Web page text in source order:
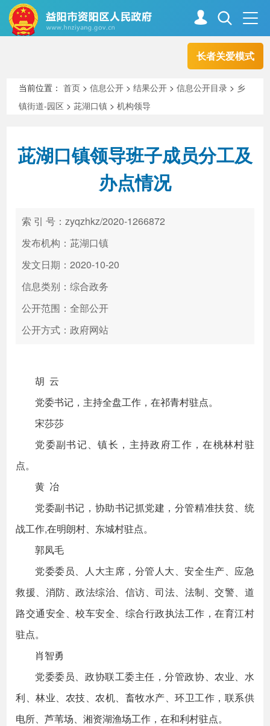
长者关爱模式
走进资阳
新闻中心 解读回应
政务服务
高效办成一件事
当前位置：首页 >信息公开 >结果公开 >信息公开目录 > 乡
镇街道-园区 >茈湖口镇 >机构领导
茈湖口镇领导班子成员分工及
办点情况
索 引 号：zyqzhkz/2020-1266872
发布机构：茈湖口镇
发文日期：2020-10-20
信息类别：综合政务
公开范围：全部公开
公开方式：政府网站
胡 云
党委书记，主持全盘工作，在祁青村驻点。
宋莎莎
党委副书记、镇长，主持政府工作，在桃林村驻
点。
黄 冶
党委副书记，协助书记抓党建，分管精准扶贫、统
战工作,在明朗村、东城村驻点。
郭凤毛
党委委员、人大主席，分管人大、安全生产、应急
救援、消防、政法综治、信访、司法、法制、交警、道
路交通安全、校车安全、综合行政执法工作，在育江村
驻点。
肖智勇
党委委员、政协联工委主任，分管政协、农业、水
利、林业、农技、农机、畜牧水产、环卫工作，联系供
电所、芦苇场、湘资湖渔场工作，在和利村驻点。